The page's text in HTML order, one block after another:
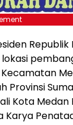
Provinsi
Kota Medan